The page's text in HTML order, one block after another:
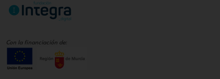
Con la financiación de: